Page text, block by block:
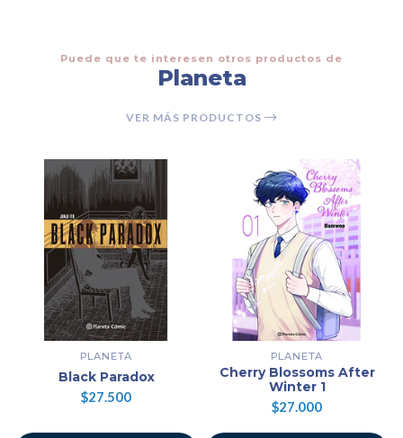
Puede que te interesen otros productos de
Planeta
VER MÁS PRODUCTOS
PLANETA
Black Paradox
$27.500
PLANETA
Cherry Blossoms After
Winter 1
$27.000